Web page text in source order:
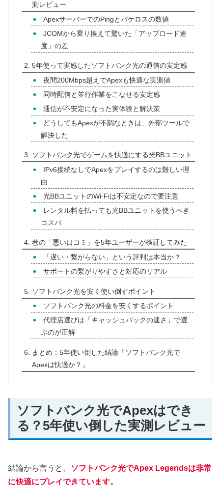
測レビュー
ApexサーバーでのPingとパケロスの数値
JCOMから乗り換えて驚いた「アップロード速
度」の差
5年使って実感したソフトバンク光の通信の安定感
夜間200Mbps超えでApexも快適な実測値
同時配信と並行作業をこなせる安定感
通信が不安定になった実体験と解決策
どうしてもApexが不調なときは、外部ツールで
解決した
ソフトバンク光でゲームを快適にする光BBユニット
IPv6接続なしでApexをプレイするのは難しい理
由
光BBユニットのWi-Fiは不安定なので要注意
レンタル料を払っても光BBユニットを使うべき
コスパ
巷の「悪い口コミ」を5年ユーザーが検証してみた
「遅い・繋がらない」という評判は本当か？
サポートの繋がりやすさと対応のリアル
ソフトバンク光を安く使い倒すポイント
ソフトバンク光の料金を安くするポイント
代理店選びは「キャッシュバックの速さ」で選
ぶのが正解
まとめ：5年使い倒した結論「ソフトバンク光で
Apexは快適か？」
ソフトバンク光でApexはでき
る？5年使い倒した実測レビュー
結論から言うと、
ソフトバンク光でApex Legendsは非常
に快適にプレイできています。